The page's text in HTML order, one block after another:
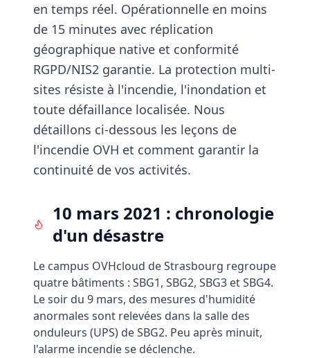
en temps réel. Opérationnelle en moins
de 15 minutes avec réplication
géographique native et conformité
RGPD/NIS2 garantie. La protection multi-
sites résiste à l'incendie, l'inondation et
toute défaillance localisée. Nous
détaillons ci-dessous les leçons de
l'incendie OVH et comment garantir la
continuité de vos activités.
10 mars 2021 : chronologie
d'un désastre
Le campus OVHcloud de Strasbourg regroupe
quatre bâtiments : SBG1, SBG2, SBG3 et SBG4.
Le soir du 9 mars, des mesures d'humidité
anormales sont relevées dans la salle des
onduleurs (UPS) de SBG2. Peu après minuit,
l'alarme incendie se déclenche.